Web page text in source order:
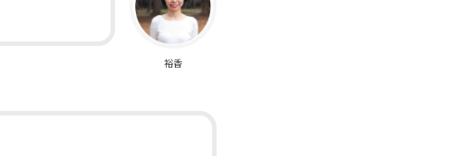
裕香